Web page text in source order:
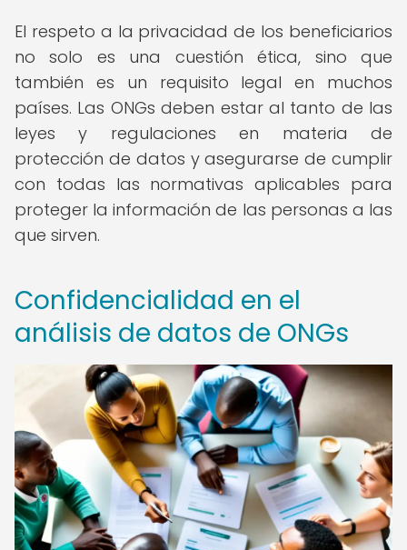
El respeto a la privacidad de los beneficiarios
no solo es una cuestión ética, sino que
también es un requisito legal en muchos
países. Las ONGs deben estar al tanto de las
leyes y regulaciones en materia de
protección de datos y asegurarse de cumplir
con todas las normativas aplicables para
proteger la información de las personas a las
que sirven.
Confidencialidad en el
análisis de datos de ONGs